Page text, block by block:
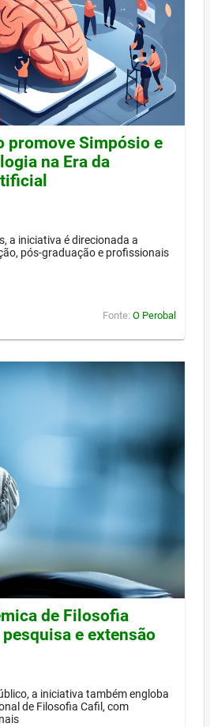
promove Simpósio e
na Era da
a iniciativa é direcionada a
pós-graduação e profissionais
Fonte: O Perobal
de Filosofia
e extensão
a iniciativa também engloba
de Filosofia Cafil, com